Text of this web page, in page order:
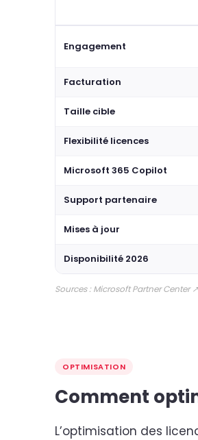
Engagement
Facturation
Taille cible
Flexibilité licences
Microsoft 365 Copilot
Support partenaire
Mises à jour
Disponibilité 2026
Sources : Microsoft Partner Center ↗
OPTIMISATION
Comment
L’optimisation des